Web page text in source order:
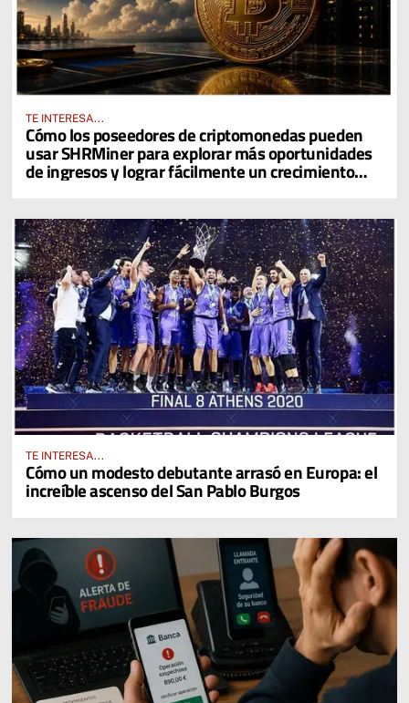
TE INTERESA...
Cómo los poseedores de criptomonedas pueden
usar SHRMiner para explorar más oportunidades
de ingresos y lograr fácilmente un crecimiento
diario del 4% en sus activos digitales
TE INTERESA...
Cómo un modesto debutante arrasó en Europa: el
increíble ascenso del San Pablo Burgos